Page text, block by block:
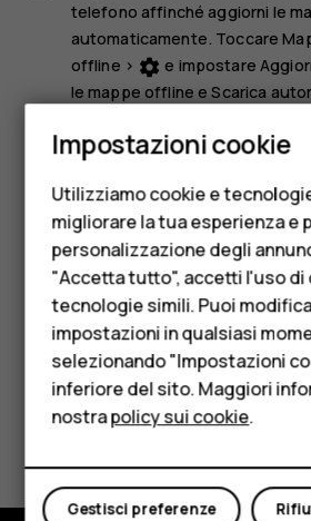
Smartphone
Cellulari
Telefoni per
Accessori
HMD Terra M
Per le imprese
Tablet
Negozio
Il mio account
telefono affinché aggiorni le
automaticamente. Toccare
offline > settings e impostare
le mappe offline eScarica
Eliminare una mappa
ToccareMaps>dehaze>Mappe
mappa.
ToccareELIMINA.
Ti è stato d'aiuto?
Sì No
Impostazioni cookie
Utilizziamo cookie e
migliorare la tua esperienza e
personalizzazione degli
"Accetta tutto", accetti l'uso di
tecnologie simili. Puoi
impostazioni in qualsiasi
selezionando "Impostazioni
inferiore del sito. Maggiori
nostrapolicy sui cookie.
Gestisci preferenze